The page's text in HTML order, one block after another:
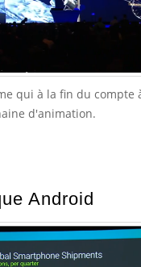
qui à la fin du compte
d'animation.
Android